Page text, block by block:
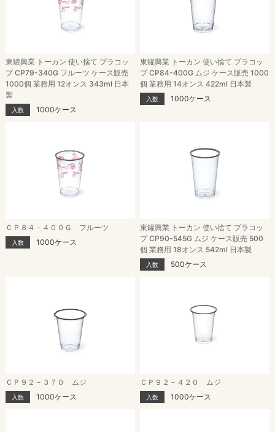
東罐興業 トーカン 使い捨て プラコッ
プ CP79-340G フルーツ ケース販売
1000個 業務用 12オンス 343ml 日本
製
入数 1000ケース
東罐興業 トーカン 使い捨て プラコッ
プ CP84-400G ムジ ケース販売 1000
個 業務用 14オンス 422ml 日本製
入数 1000ケース
ＣＰ８４－４００Ｇ フルーツ
入数 1000ケース
東罐興業 トーカン 使い捨て プラコッ
プ CP90-545G ムジ ケース販売 500
個 業務用 18オンス 542ml 日本製
入数 500ケース
ＣＰ９２－３７０ ムジ
入数 1000ケース
ＣＰ９２－４２０ ムジ
入数 1000ケース